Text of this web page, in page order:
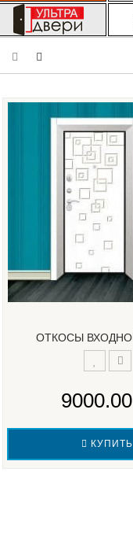
ОТКОСЫ
КУПИТЬ